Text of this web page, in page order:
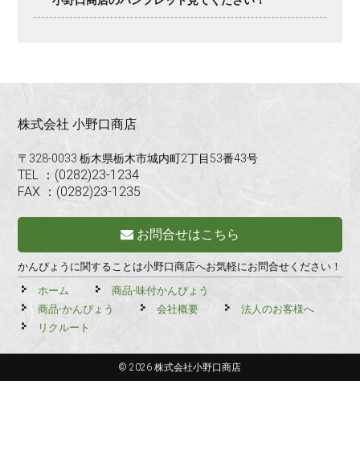
株式会社 小野口商店
〒328-0033 栃木県栃木市城内町2丁目53番43号
TEL ：(0282)23-1234
FAX ：(0282)23-1235
お問合せはこちら
かんぴょうに関することは小野口商店へお気軽にお問合せください！
ホーム
商品-味付かんぴょう
商品-かんぴょう
会社概要
法人のお客様へ
リクルート
© 2026 株式会社小野口商店